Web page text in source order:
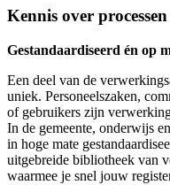
Kennis over processen
Gestandaardiseerd én op
Een deel van de
uniek. Personeelszaken,
of gebruikers zijn
In de gemeente, onderwijs
in hoge mate
uitgebreide bibliotheek van
waarmee je snel jouw